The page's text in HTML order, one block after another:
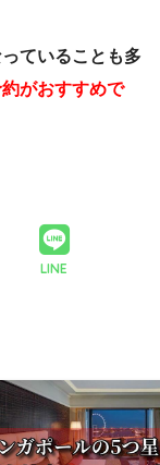
ていることも多
がおすすめで
LINE